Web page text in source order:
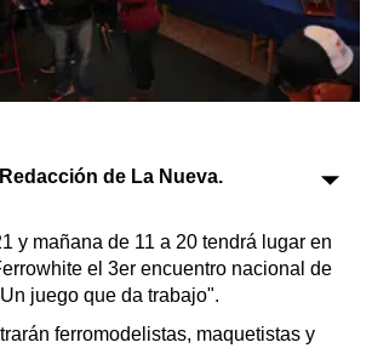
Turismo
Salud
Farmacias
Redacción de La Nueva.
y mañana de 11 a 20 tendrá lugar en
el 3er encuentro nacional de
juego que da trabajo".
ferromodelistas, maquetistas y